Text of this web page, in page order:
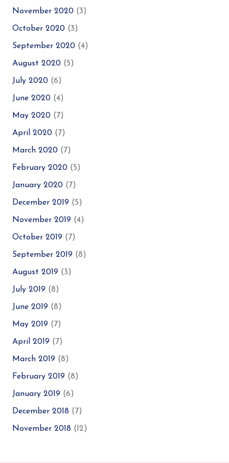
November 2020 (3)
October 2020 (3)
September 2020 (4)
August 2020 (5)
July 2020 (6)
June 2020 (4)
May 2020 (7)
April 2020 (7)
March 2020 (7)
February 2020 (5)
January 2020 (7)
December 2019 (5)
November 2019 (4)
October 2019 (7)
September 2019 (8)
August 2019 (3)
July 2019 (8)
June 2019 (8)
May 2019 (7)
April 2019 (7)
March 2019 (8)
February 2019 (8)
January 2019 (6)
December 2018 (7)
November 2018 (12)